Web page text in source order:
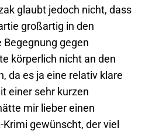
glaubt jedoch nicht, dass
großartig in den
Begegnung gegen
körperlich nicht an den
da es ja eine relativ klare
einer sehr kurzen
mir lieber einen
gewünscht, der viel